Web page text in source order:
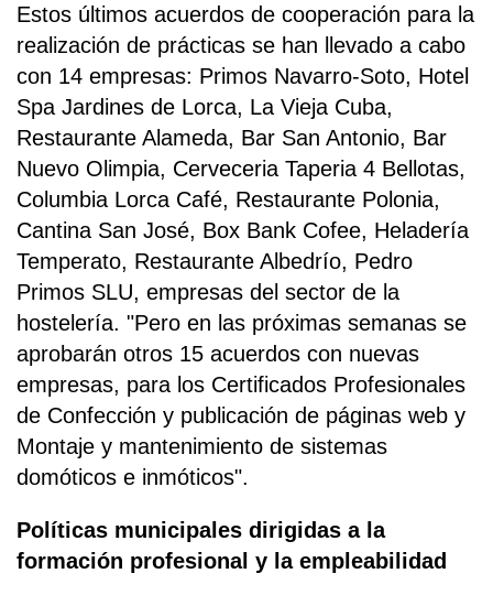
Estos últimos acuerdos de cooperación para la
realización de prácticas se han llevado a cabo
con 14 empresas: Primos Navarro-Soto, Hotel
Spa Jardines de Lorca, La Vieja Cuba,
Restaurante Alameda, Bar San Antonio, Bar
Nuevo Olimpia, Cerveceria Taperia 4 Bellotas,
Columbia Lorca Café, Restaurante Polonia,
Cantina San José, Box Bank Cofee, Heladería
Temperato, Restaurante Albedrío, Pedro
Primos SLU, empresas del sector de la
hostelería. "Pero en las próximas semanas se
aprobarán otros 15 acuerdos con nuevas
empresas, para los Certificados Profesionales
de Confección y publicación de páginas web y
Montaje y mantenimiento de sistemas
domóticos e inmóticos".
Políticas municipales dirigidas a la
formación profesional y la empleabilidad